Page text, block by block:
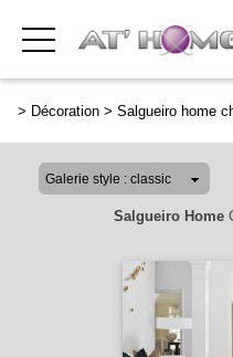
> Décoration > Salgueiro home
Salgueiro Home